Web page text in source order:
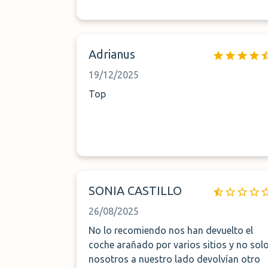
Adrianus
19/12/2025
Top
SONIA CASTILLO
26/08/2025
No lo recomiendo nos han devuelto el
coche arañado por varios sitios y no solo
nosotros a nuestro lado devolvían otro